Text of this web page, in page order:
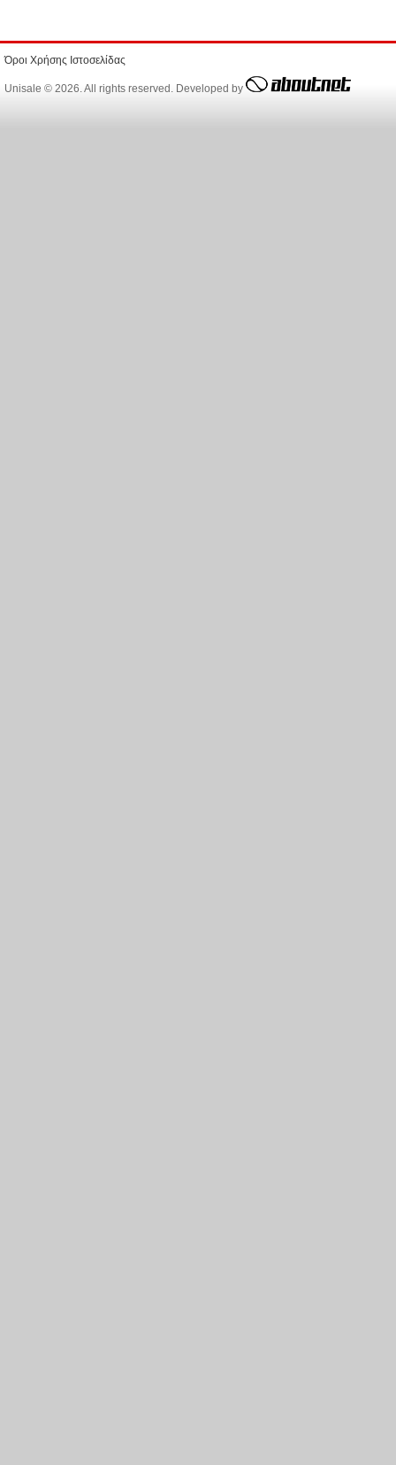
Όροι Χρήσης Ιστοσελίδας
Unisale © 2026. All rights reserved. Developed by